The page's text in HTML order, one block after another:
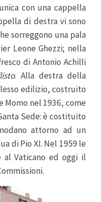
con una cappella
di destra vi sono
sorreggono una pala
Leone Ghezzi; nella
di Antonio Achilli
. Alla destra della
edilizio, costruito
Momo nel 1936, come
Sede: è costituito
attorno ad un
di Pio XI. Nel 1959 le
al Vaticano ed oggi il